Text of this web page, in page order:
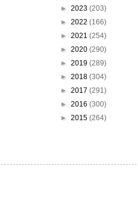
► 2023 (203)
► 2022 (166)
► 2021 (254)
► 2020 (290)
► 2019 (289)
► 2018 (304)
► 2017 (291)
► 2016 (300)
► 2015 (264)